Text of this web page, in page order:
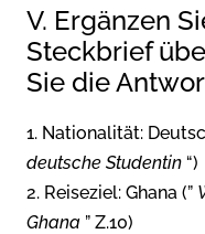
V. Ergänzen
Steckbrief
Sie die
1. Nationalität:
deutsche Studentin “)
2. Reiseziel: Ghana (”
Ghana ” Z.10)